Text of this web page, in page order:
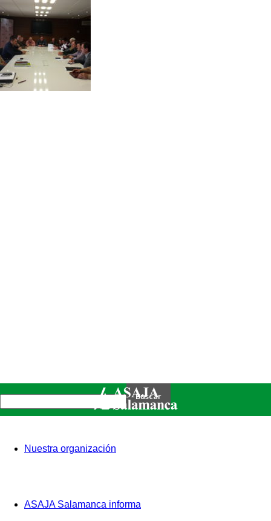
Nuestra organización
ASAJA Salamanca informa